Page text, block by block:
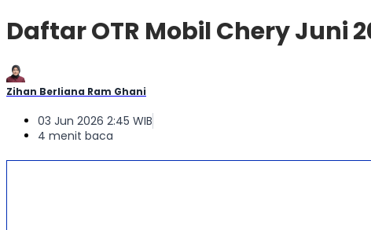
Daftar OTR Mobil Chery Juni
Zihan Berliana Ram Ghani
03 Jun 2026 2:45 WIB
4 menit baca